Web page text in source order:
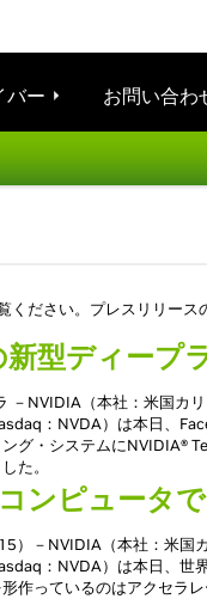
バー お問い合わ
ださい。プレスリリース
型ディープ
NVIDIA（本社：米国カ
：NVDA）は本日、
グ・システムにNVIDIA®
た。
ンピュータ
）－NVIDIA（本社：米国
：NVDA）は本日、世
作っているのはアクセラ